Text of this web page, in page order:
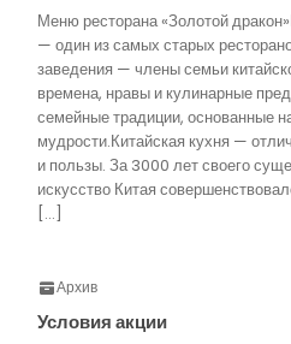
Меню ресторана «Золотой
— один из самых старых
заведения — члены семьи
времена, нравы и кулинарные
семейные традиции, основанные
мудрости.Китайская кухня —
и пользы. За 3000 лет своего
искусство Китая
[…]
Архив
Условия акции